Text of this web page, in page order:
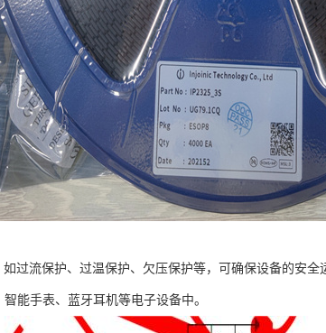
过流保护、过温保护、欠压保护等，可确保设备的安全
能手表、蓝牙耳机等电子设备中。